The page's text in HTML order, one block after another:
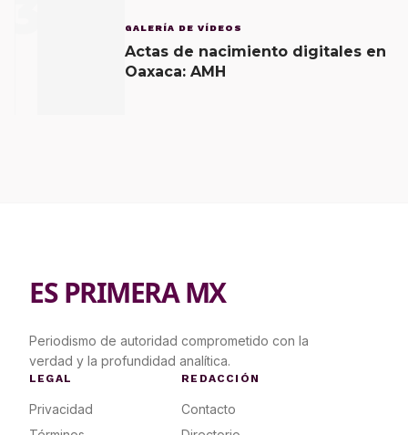
GALERÍA DE VÍDEOS
Actas de nacimiento digitales en
Oaxaca: AMH
ES PRIMERA MX
Periodismo de autoridad comprometido con la
verdad y la profundidad analítica.
LEGAL
Privacidad
REDACCIÓN
Contacto